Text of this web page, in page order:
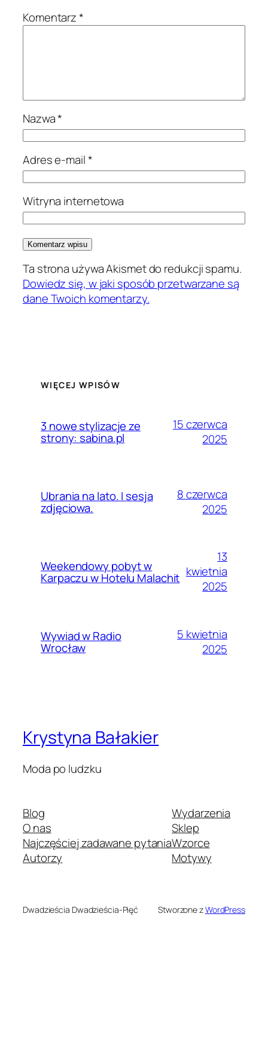
Komentarz*
Nazwa*
Adres e-mail*
Witryna internetowa
Ta strona używa Akismet do redukcji spamu.
Dowiedz się, w jaki sposób przetwarzane są
dane Twoich komentarzy.
WIĘCEJ WPISÓW
3 nowe stylizacje ze
strony: sabina.pl
15 czerwca
2025
Ubrania na lato. I sesja
zdjęciowa.
8 czerwca
2025
Weekendowy pobyt w
Karpaczu w Hotelu Malachit
13
kwietnia
2025
Wywiad w Radio
Wrocław
5 kwietnia
2025
Krystyna Bałakier
Moda po ludzku
Blog
O nas
Najczęściej zadawane pytania
Autorzy
Wydarzenia
Sklep
Wzorce
Motywy
Dwadzieścia Dwadzieścia-Pięć Stworzone zWordPress